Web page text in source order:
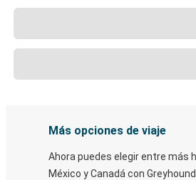
Más opciones de viaje
Ahora puedes elegir entre más
México y Canadá con Greyhound